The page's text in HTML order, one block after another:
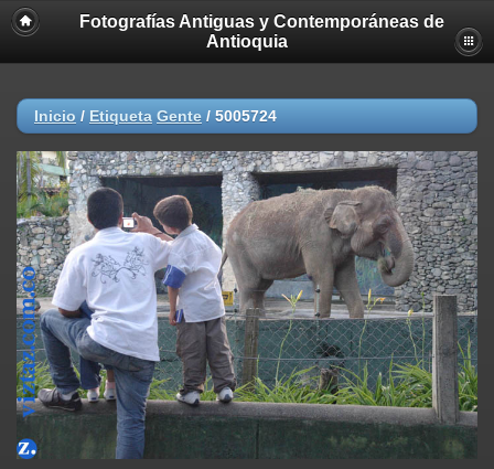
Fotografías Antiguas y Contemporáneas de
Antioquia
Inicio / Etiqueta Gente / 5005724